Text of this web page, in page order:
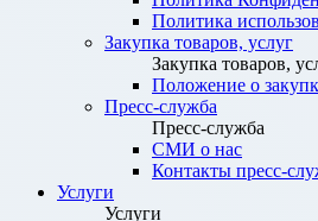
Политика
Закупка товаров, услуг
Закупка товаров,
Положение о
Пресс-служба
Пресс-служба
СМИ о нас
Контакты пресс-
Услуги
Услуги